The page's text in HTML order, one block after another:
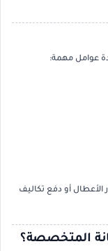
عوامل مهمة:
الأعطال أو دفع تكاليف
المتخصصة؟